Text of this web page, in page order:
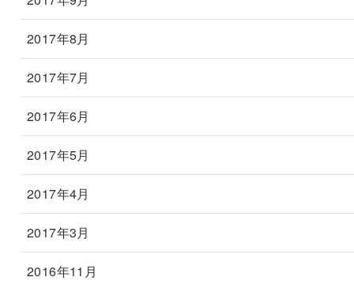
2017年8月
2017年7月
2017年6月
2017年5月
2017年4月
2017年3月
2016年11月